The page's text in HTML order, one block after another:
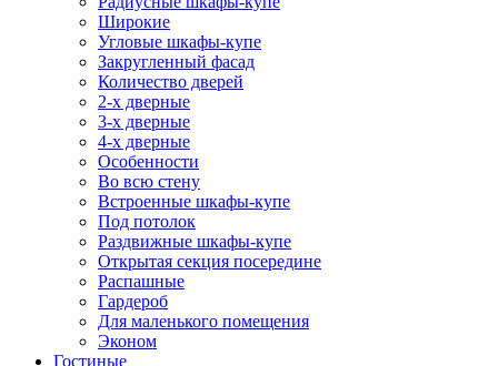
Широкие
Угловые шкафы-купе
Закругленный фасад
Количество дверей
2-х дверные
3-х дверные
4-х дверные
Особенности
Во всю стену
Встроенные шкафы-купе
Под потолок
Раздвижные шкафы-купе
Открытая секция посередине
Распашные
Гардероб
Для маленького помещения
Эконом
Гостиные